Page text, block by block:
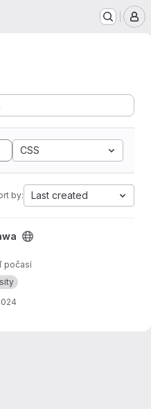
CSS
by: Last created
počasí